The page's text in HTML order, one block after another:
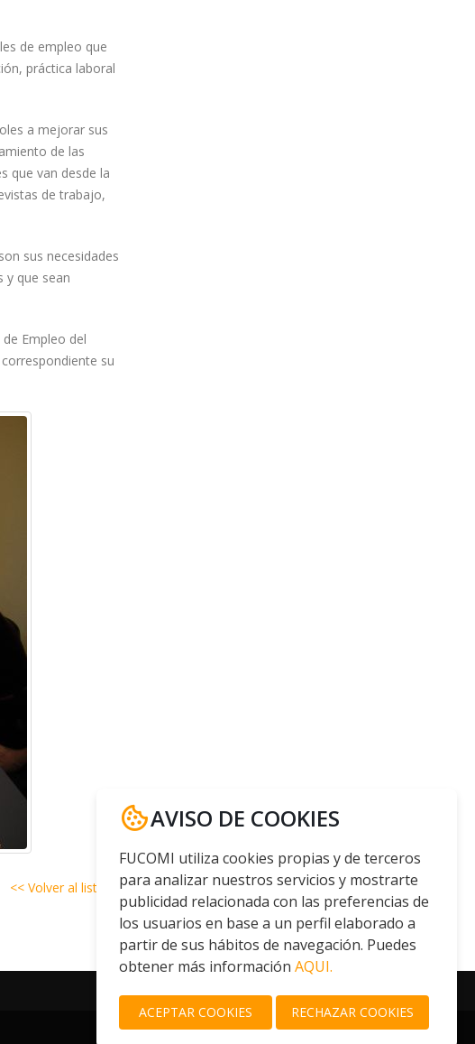
AVISO DE COOKIES
FUCOMI utiliza cookies propias y de terceros
para analizar nuestros servicios y mostrarte
publicidad relacionada con las preferencias de
los usuarios en base a un perfil elaborado a
partir de sus hábitos de navegación. Puedes
obtener más información AQUI.
ACEPTAR COOKIES RECHAZAR COOKIES
de empleo que
práctica laboral
a mejorar sus
de las
que van desde la
de trabajo,
sus necesidades
y que sean
Empleo del
su
<< Volver al listado